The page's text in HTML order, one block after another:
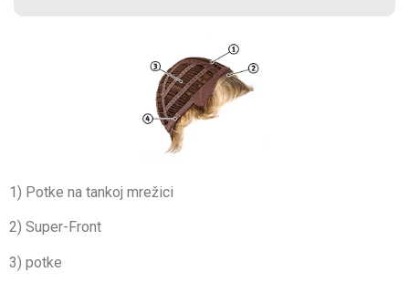
1) Potke na tankoj mrežici
2) Super-Front
3) potke